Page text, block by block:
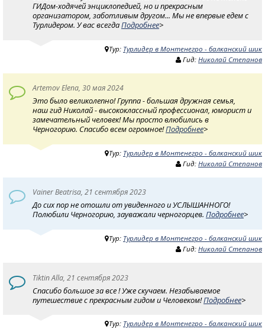
ГИДом-ходячей энциклопедией, но и прекрасным
организатором, заботливым другом... Мы не впервые едем с
Турлидером. У вас всегдаПодробнее>
Тур: Турлидер в Монтенегро - балканский шик
Гид: Николай Степанов
Artemov Elena, 30 мая 2024
Это было великолепно! Группа - большая дружная семья,
наш гид Николай - высококлассный профессионал, юморист и
замечательный человек! Мы просто влюбились в
Черногорию. Спасибо всем огромное!Подробнее>
Тур: Турлидер в Монтенегро - балканский шик
Гид: Николай Степанов
Vainer Beatrisa, 21 сентября 2023
До сих пор не отошли от увиденного и УСЛЫШАННОГО!
Полюбили Черногорию, зауважали черногорцев. Подробнее>
Тур: Турлидер в Монтенегро - балканский шик
Гид: Николай Степанов
Tiktin Alla, 21 сентября 2023
Спасибо большое за все ! Уже скучаем. Незабываемое
путешествие с прекрасным гидом и Человеком!Подробнее>
Тур: Турлидер в Монтенегро - балканский шик